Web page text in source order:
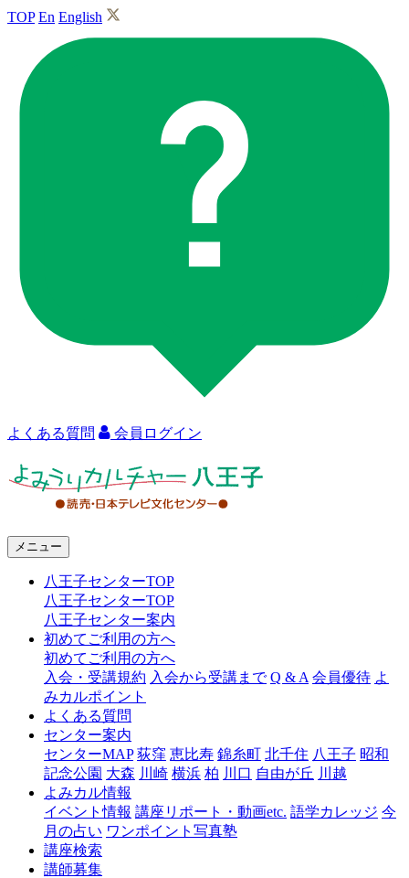
TOP En English
よくある質問 会員ログイン
ャ
王
メニュー
八王子センターTOP
八王子センターTOP
八王子センター案内
初めてご利用の方へ
初めてご利用の方へ
入会・受講規約 入会から受講まで Q & A 会員優待 よ
みカルポイント
よくある質問
センター案内
センターMAP 荻窪 恵比寿 錦糸町 北千住 八王子 昭和
記念公園 大森 川崎 横浜 柏 川口 自由が丘 川越
よみカル情報
イベント情報 講座リポート・動画etc. 語学カレッジ 今
月の占い ワンポイント写真塾
講座検索
講師募集